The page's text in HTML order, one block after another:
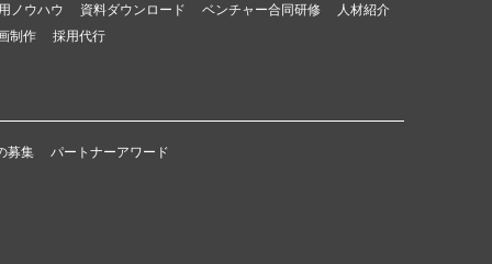
ノウハウ 資料ダウンロード ベンチャー合同研修
人材紹介
制作
採用代行
募集 パートナーアワード